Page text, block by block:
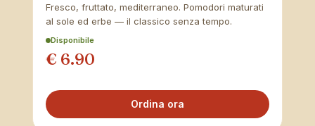
Fresco, fruttato, mediterraneo. Pomodori maturati
al sole ed erbe — il classico senza tempo.
Disponibile
€ 6.90
Ordina ora